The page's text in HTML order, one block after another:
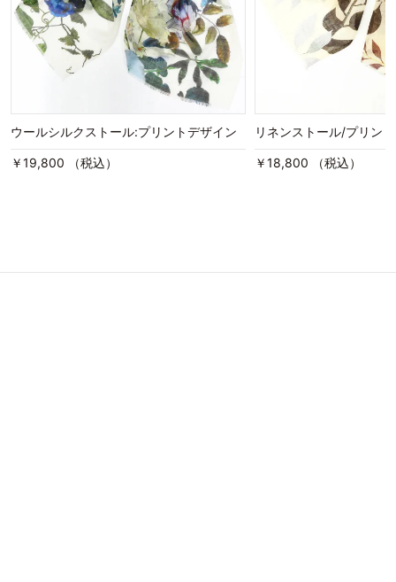
ウールシルクストール:プリントデザイン
￥19,800 （税込）
リネンストール/プリン
￥18,800 （税込）